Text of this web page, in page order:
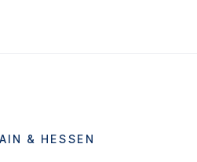
& HESSEN